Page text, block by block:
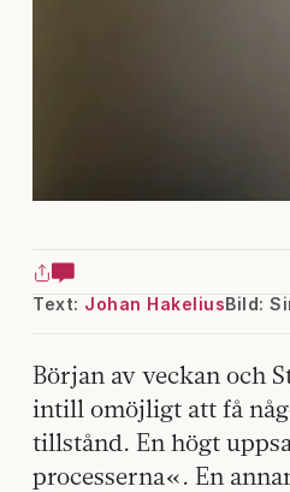
Text: Johan HakeliusBild:
Början av veckan och
intill omöjligt att få
tillstånd. En högt
processerna«. En